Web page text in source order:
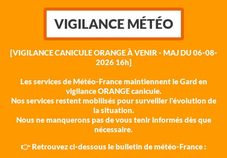
VIGILANCE MÉTÉO
[VIGILANCE CANICULE ORANGE À VENIR - MAJ DU 06-08-
2026 16h]
Les services de Météo-France maintiennent le Gard en
vigilance ORANGE canicule.
Nos services restent mobilisés pour surveiller l'évolution de
la situation.
Nous ne manquerons pas de vous tenir informés dès que
nécessaire.
👉 Retrouvez ci-dessous le bulletin de météo-France :